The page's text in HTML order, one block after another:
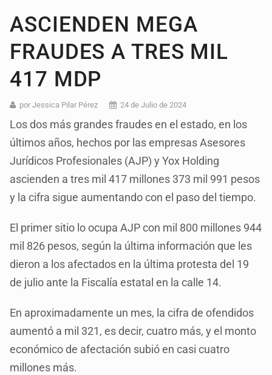
ASCIENDEN MEGA
FRAUDES A TRES MIL
417 MDP
por Jessica Pilar Pérez 24 de Julio de 2024
Los dos más grandes fraudes en el estado, en los
últimos años, hechos por las empresas Asesores
Jurídicos Profesionales (AJP) y Yox Holding
ascienden a tres mil 417 millones 373 mil 991 pesos
y la cifra sigue aumentando con el paso del tiempo.
El primer sitio lo ocupa AJP con mil 800 millones 944
mil 826 pesos, según la última información que les
dieron a los afectados en la última protesta del 19
de julio ante la Fiscalía estatal en la calle 14.
En aproximadamente un mes, la cifra de ofendidos
aumentó a mil 321, es decir, cuatro más, y el monto
económico de afectación subió en casi cuatro
millones más.